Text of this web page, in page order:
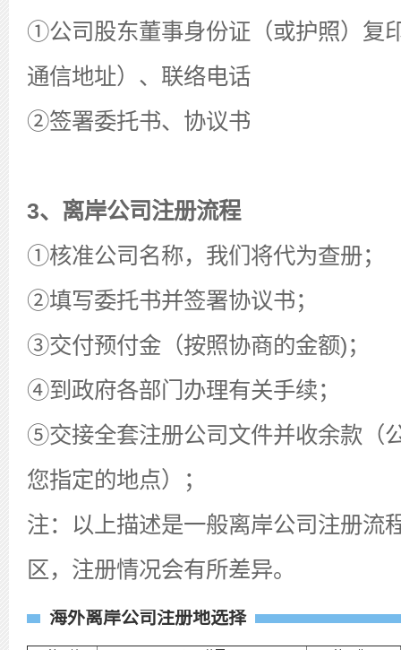
①公司股东董事身份证（或护照）复
通信地址）、联络电话
②签署委托书、协议书
3、离岸公司注册流程
①核准公司名称，我们将代为查册；
②填写委托书并签署协议书；
③交付预付金（按照协商的金额)；
④到政府各部门办理有关手续；
⑤交接全套注册公司文件并收余款（
您指定的地点）；
注：以上描述是一般离岸公司注册流
区，注册情况会有所差异。
海外离岸公司注册地选择